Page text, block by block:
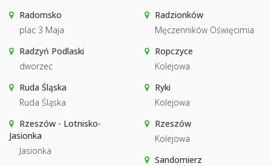
Radomsko
plac 3 Maja
Radzionków
Męczenników Oświęcimia
Radzyń Podlaski
dworzec
Ropczyce
Kolejowa
Ruda Śląska
Ruda Śląska
Ryki
Kolejowa
Rzeszów - Lotnisko-
Jasionka
Jasionka
Rzeszów
Kolejowa
Sandomierz